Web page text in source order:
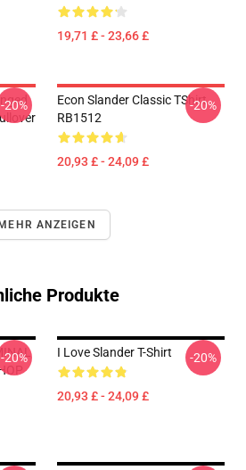
19,71 £ - 23,66 £
-20%
Econ Slander Classic TShirt
RB1512
20,93 £ - 24,09 £
-20%
MEHR ANZEIGEN
Produkte
-20% I Love Slander T-Shirt
20,93 £ - 24,09 £
-20%